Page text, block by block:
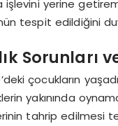
işlevini yerine
tespit edildiğini
Sorunları
çocukların
yakınında
tahrip edilmesi